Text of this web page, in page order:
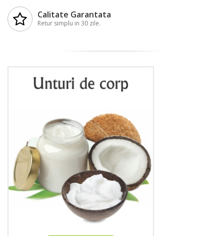
Calitate Garantata
Retur simplu in 30 zile.